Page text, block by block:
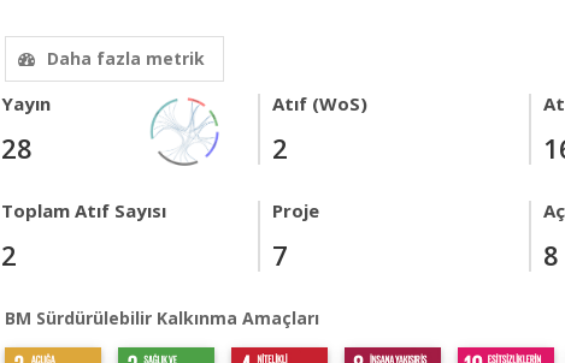
Daha fazla metrik
Yayın
28
Atıf (WoS)
2
Toplam Atıf Sayısı
2
Proje
7 8
BM Sürdürülebilir Kalkınma Amaçları